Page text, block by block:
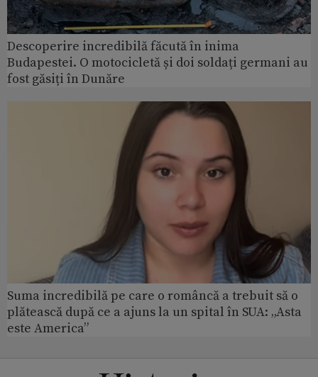
Descoperire incredibilă făcută în inima
Budapestei. O motocicletă și doi soldați germani au
fost găsiți în Dunăre
Suma incredibilă pe care o româncă a trebuit să o
plătească după ce a ajuns la un spital în SUA: „Asta
este America”